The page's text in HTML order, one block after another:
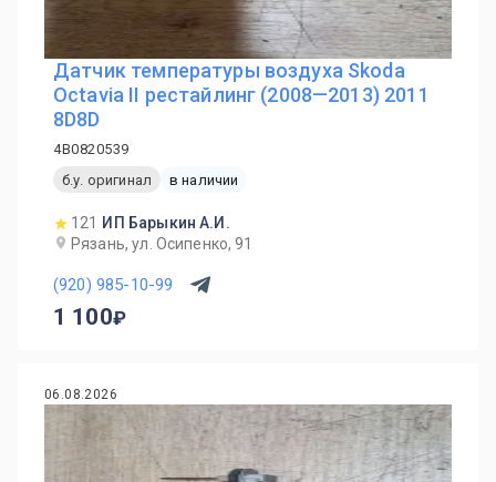
Датчик температуры воздуха Skoda
Octavia II рестайлинг (2008—2013) 2011
8D8D
4B0820539
б.у. оригинал
в наличии
121
ИП Барыкин А.И.
Рязань, ул. Осипенко, 91
(920) 985-10-99
1 100
06.08.2026